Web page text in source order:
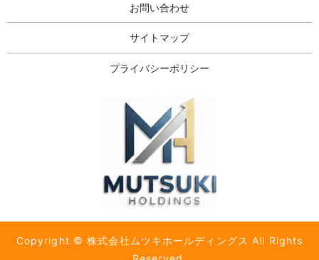
お問い合わせ
サイトマップ
プライバシーポリシー
Copyright © 株式会社ムツキホールディングス All Rights